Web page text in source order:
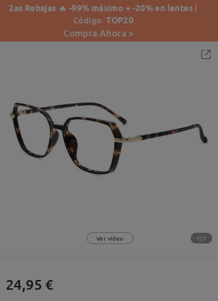
2as Rebajas 🔥 -99% máximo + -20% en lentes |
Código:TOP20
Compra Ahora >
Ver vídeo 1/7
24,95 €